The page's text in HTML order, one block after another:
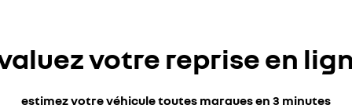
votre reprise en
estimez votre véhicule toutes marques en 3 minutes